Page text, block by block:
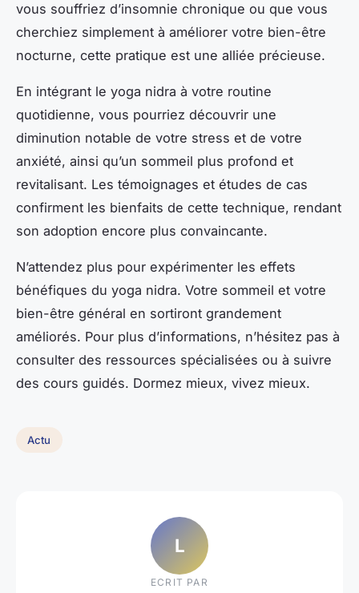
vous souffriez d’insomnie chronique ou que vous
cherchiez simplement à améliorer votre bien-être
nocturne, cette pratique est une alliée précieuse.
En intégrant le yoga nidra à votre routine
quotidienne, vous pourriez découvrir une
diminution notable de votre stress et de votre
anxiété, ainsi qu’un sommeil plus profond et
revitalisant. Les témoignages et études de cas
confirment les bienfaits de cette technique, rendant
son adoption encore plus convaincante.
N’attendez plus pour expérimenter les effets
bénéfiques du yoga nidra. Votre sommeil et votre
bien-être général en sortiront grandement
améliorés. Pour plus d’informations, n’hésitez pas à
consulter des ressources spécialisées ou à suivre
des cours guidés. Dormez mieux, vivez mieux.
Actu
L
ECRIT PAR